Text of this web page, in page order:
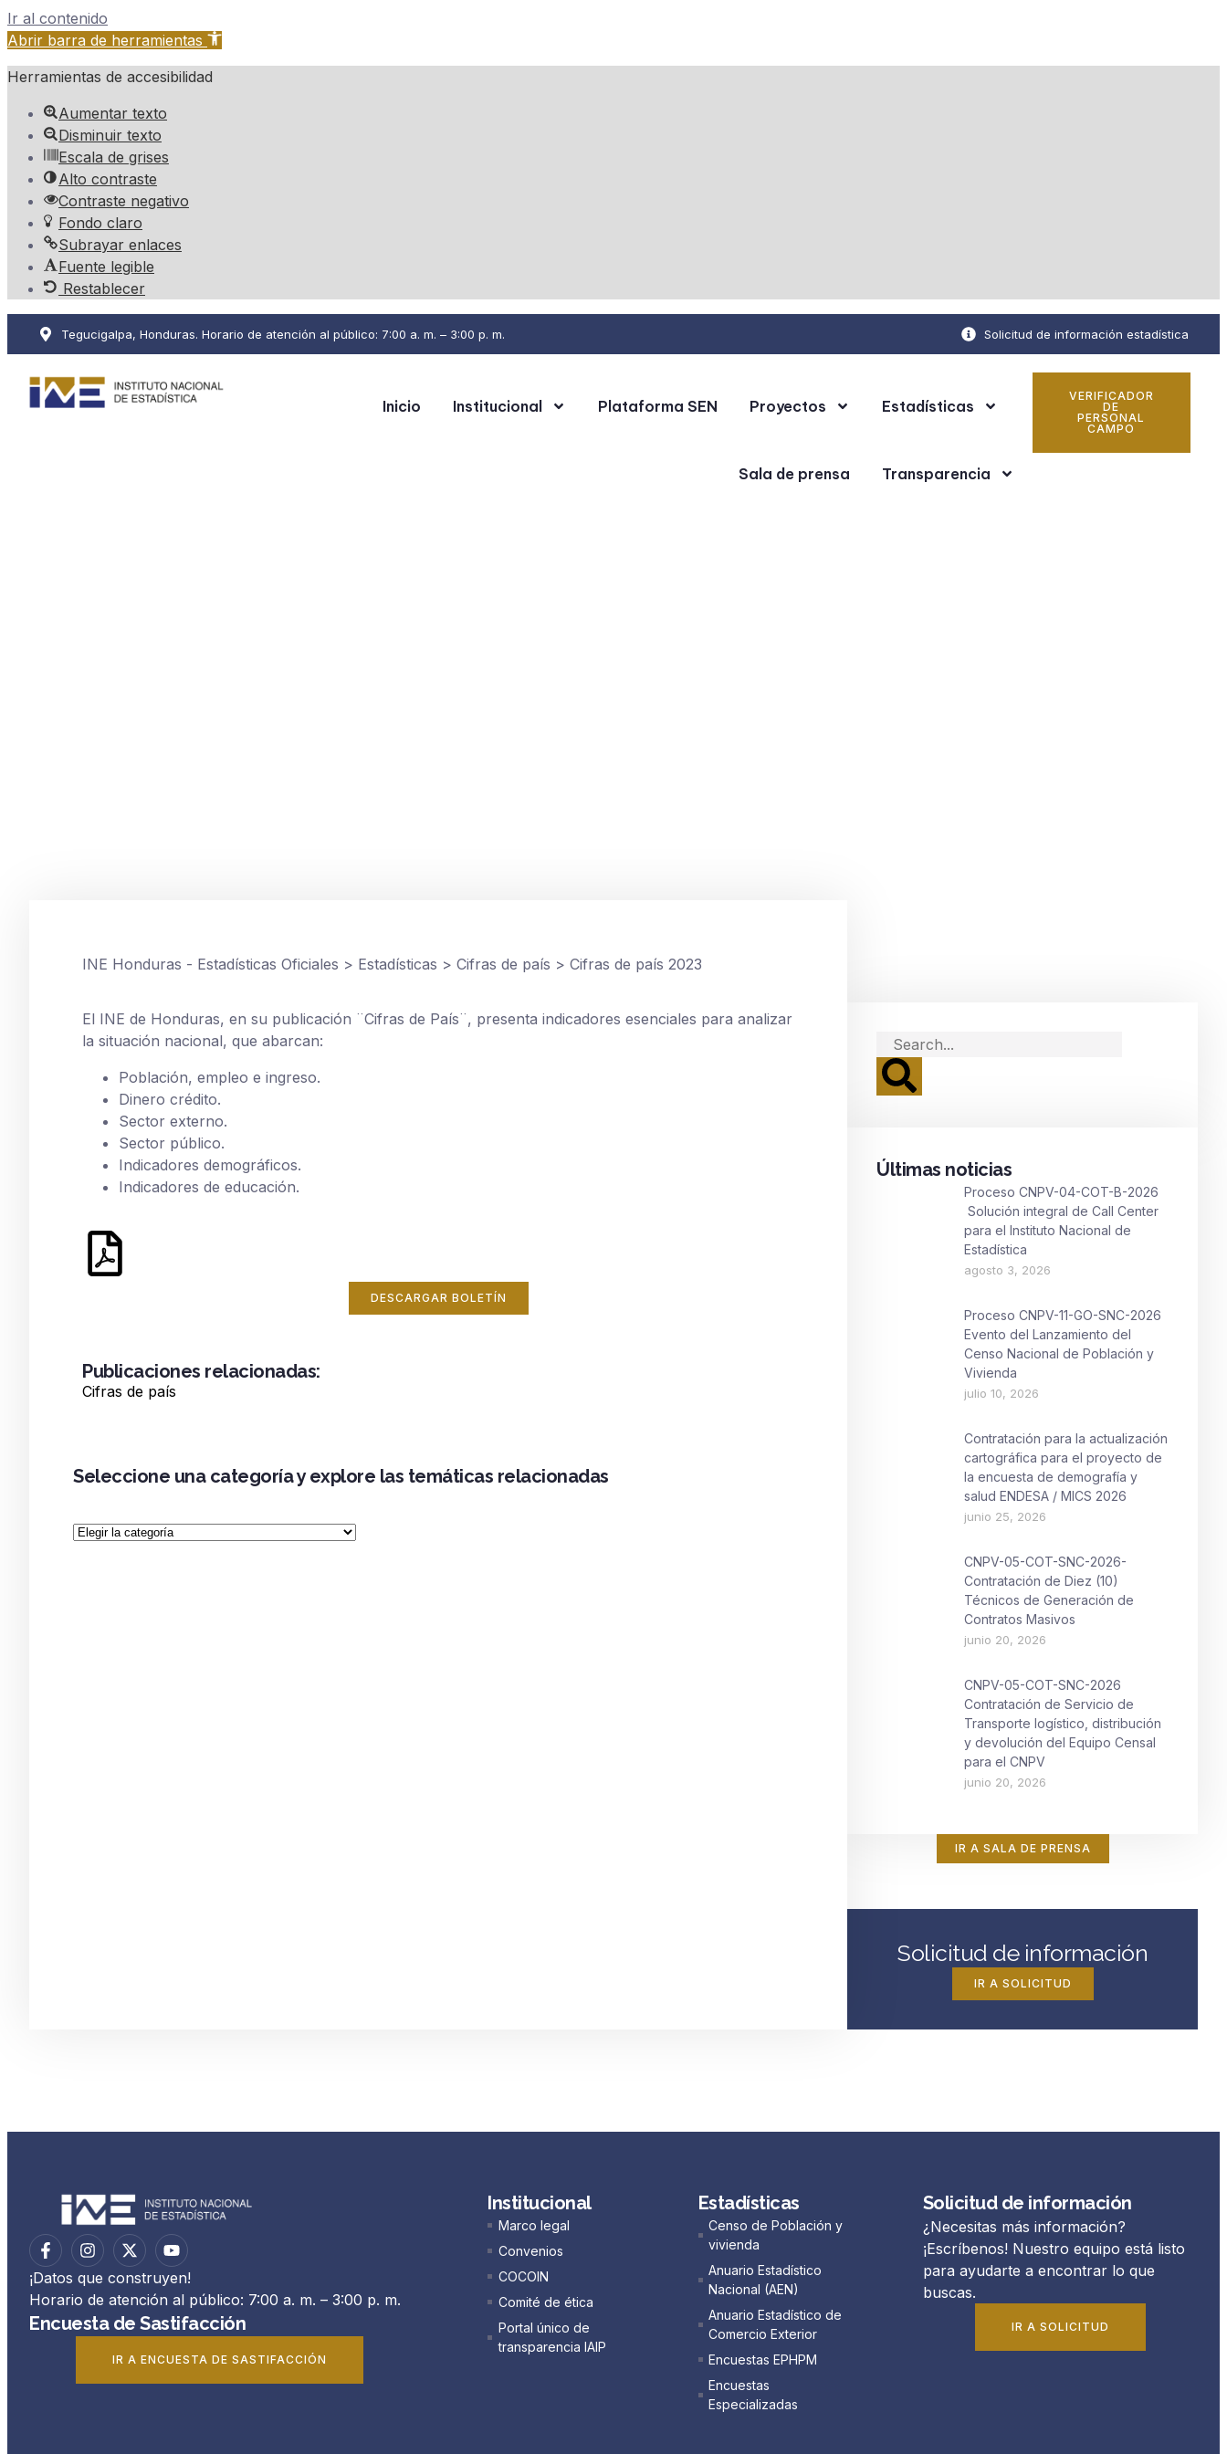
Ir al contenido
Abrir barra de herramientas
Herramientas de accesibilidad
Aumentar texto
Disminuir texto
Escala de grises
Alto contraste
Contraste negativo
Fondo claro
Subrayar enlaces
Fuente legible
Restablecer
Tegucigalpa, Honduras. Horario de atención al público: 7:00 a. m. – 3:00 p. m. Solicitud de información estadística
Inicio Institucional Plataforma SEN Proyectos Estadísticas
Sala de prensa Transparencia
VERIFICADOR
DE
PERSONAL
CAMPO
INE Honduras - Estadísticas Oficiales > Estadísticas > Cifras de país > Cifras de país 2023
El INE de Honduras, en su publicación ¨Cifras de País¨, presenta indicadores esenciales para analizar
la situación nacional, que abarcan:
Población, empleo e ingreso.
Dinero crédito.
Sector externo.
Sector público.
Indicadores demográficos.
Indicadores de educación.
DESCARGAR BOLETÍN
Publicaciones relacionadas:
Cifras de país
Seleccione una categoría y explore las temáticas relacionadas
Últimas noticias
Proceso CNPV-04-COT-B-2026
Solución integral de Call Center
para el Instituto Nacional de
Estadística
agosto 3, 2026
Proceso CNPV-11-GO-SNC-2026
Evento del Lanzamiento del
Censo Nacional de Población y
Vivienda
julio 10, 2026
Contratación para la actualización
cartográfica para el proyecto de
la encuesta de demografía y
salud ENDESA / MICS 2026
junio 25, 2026
CNPV-05-COT-SNC-2026-
Contratación de Diez (10)
Técnicos de Generación de
Contratos Masivos
junio 20, 2026
CNPV-05-COT-SNC-2026
Contratación de Servicio de
Transporte logístico, distribución
y devolución del Equipo Censal
para el CNPV
junio 20, 2026
IR A SALA DE PRENSA
Solicitud de información
IR A SOLICITUD
¡Datos que construyen!
Horario de atención al público: 7:00 a. m. – 3:00 p. m.
Encuesta de Sastifacción
IR A ENCUESTA DE SASTIFACCIÓN
Institucional
Marco legal
Convenios
COCOIN
Comité de ética
Portal único de
transparencia IAIP
Estadísticas
Censo de Población y
vivienda
Anuario Estadístico
Nacional (AEN)​
Anuario Estadístico de
Comercio Exterior
Encuestas EPHPM
Encuestas
Especializadas
Solicitud de información
¿Necesitas más información?
¡Escríbenos! Nuestro equipo está listo
para ayudarte a encontrar lo que
buscas.
IR A SOLICITUD